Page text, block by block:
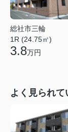
総社市三輪
1R (24.75㎡)
3.8万円
よく見られて